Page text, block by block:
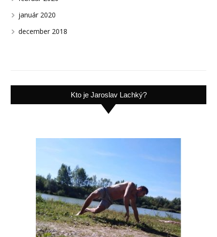
január 2020
december 2018
Kto je Jaroslav Lachký?